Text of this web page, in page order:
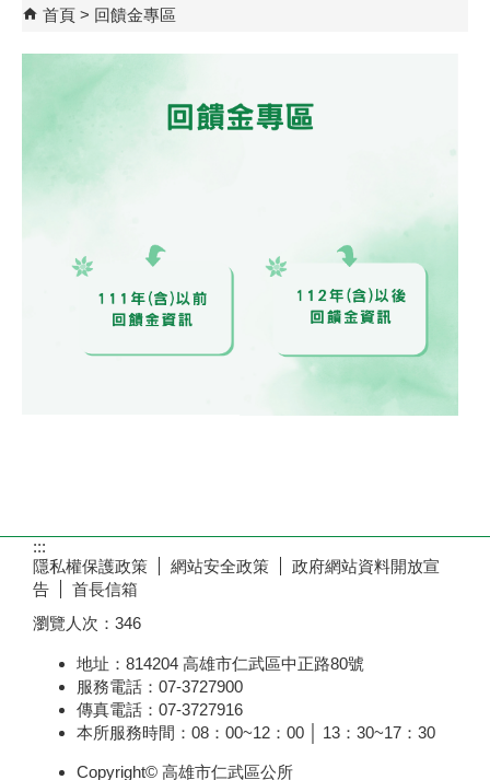
首頁 回饋金專區
:::
隱私權保護政策
網站安全政策
政府網站資料開放宣
告
首長信箱
瀏覽人次： 346
地址：814204 高雄市仁武區中正路80號
服務電話：07-3727900
傳真電話：07-3727916
本所服務時間：08：00~12：00 │ 13：30~17：30
Copyright© 高雄市仁武區公所